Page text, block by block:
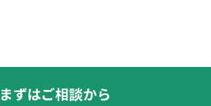
まずはご相談から